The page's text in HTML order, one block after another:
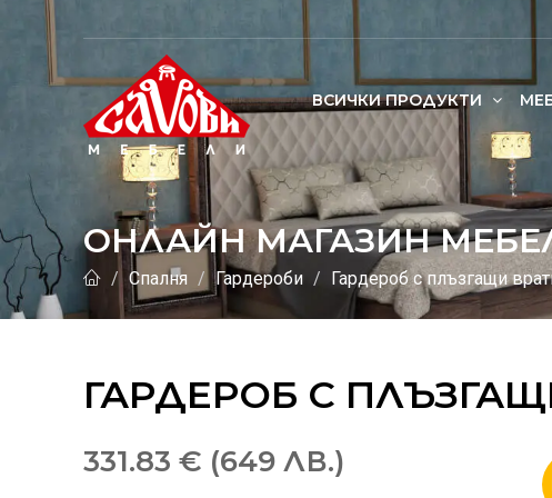
ВСИЧКИ ПРОДУКТИ
ОНЛАЙН МАГАЗИН
Спалня Гардероби Гардероб с плъзгащи
ГАРДЕРОБ С
331.83 € (649 ЛВ.)